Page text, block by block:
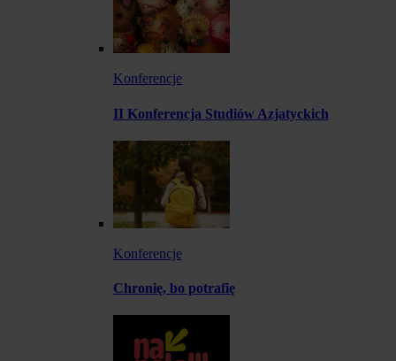
Konferencje
II Konferencja Studiów Azjatyckich
Konferencje
Chronię, bo potrafię